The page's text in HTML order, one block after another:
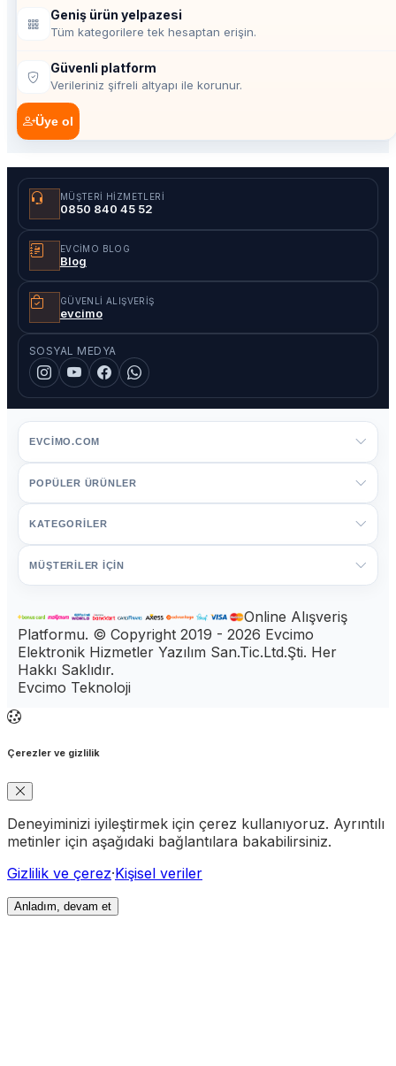
Geniş ürün yelpazesi
Tüm kategorilere tek hesaptan erişin.
Güvenli platform
Verileriniz şifreli altyapı ile korunur.
Üye ol
MÜŞTERI HIZMETLERI
0850 840 45 52
EVCIMO BLOG
Blog
GÜVENLI ALIŞVERIŞ
evcimo
SOSYAL MEDYA
EVCIMO.COM
POPÜLER ÜRÜNLER
KATEGORİLER
MÜŞTERİLER İÇİN
Online Alışveriş
Platformu. © Copyright 2019 - 2026 Evcimo
Elektronik Hizmetler Yazılım San.Tic.Ltd.Şti. Her
Hakkı Saklıdır.
Evcimo Teknoloji
Çerezler ve gizlilik
Deneyiminizi iyileştirmek için çerez kullanıyoruz. Ayrıntılı
metinler için aşağıdaki bağlantılara bakabilirsiniz.
Gizlilik ve çerez·Kişisel veriler
Anladım, devam et